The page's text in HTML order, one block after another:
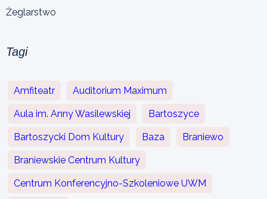
Żeglarstwo
Tagi
Amfiteatr Auditorium Maximum
Aula im. Anny Wasilewskiej Bartoszyce
Bartoszycki Dom Kultury Baza Braniewo
Braniewskie Centrum Kultury
Centrum Konferencyjno-Szkoleniowe UWM